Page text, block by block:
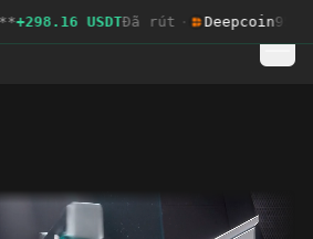
+298.16 USDTĐã rút · Deepcoin